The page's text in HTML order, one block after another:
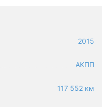
2015
АКПП
117 552 км